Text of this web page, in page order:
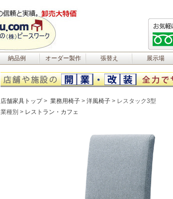
納品例 オーダー製作 張替え 展示場
店舗家具トップ 業務用椅子 洋風椅子
レスタック3型
業種別
レストラン・カフェ